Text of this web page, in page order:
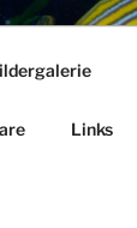
Links